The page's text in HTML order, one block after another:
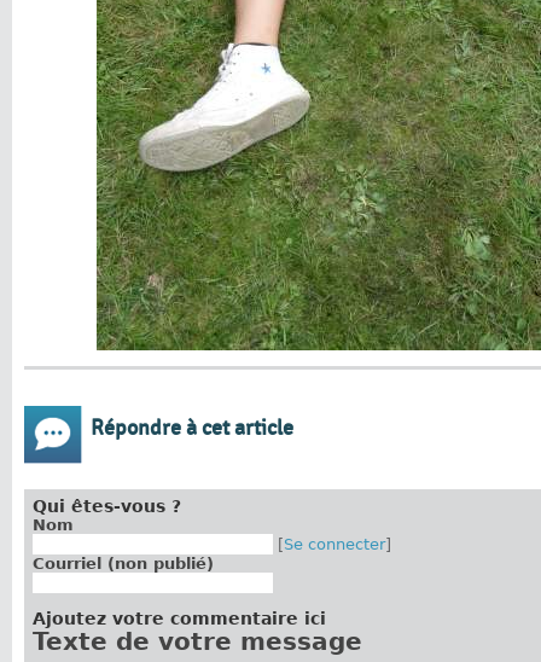
Répondre à cet article
Qui êtes-vous ?
Nom
[Se connecter]
Courriel (non publié)
Ajoutez votre commentaire ici
Texte de votre message